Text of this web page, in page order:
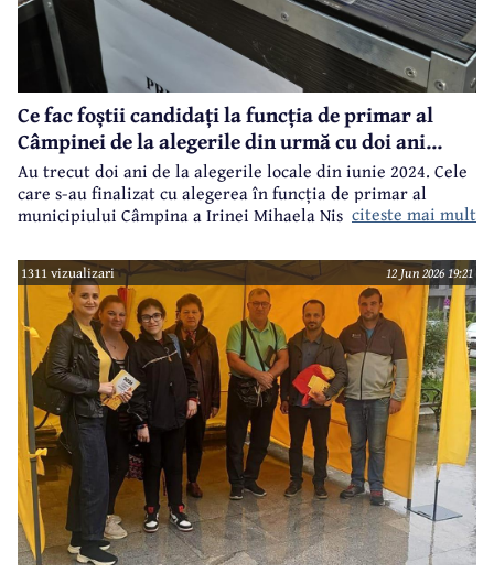
Ce fac foștii candidați la funcția de primar al
Câmpinei de la alegerile din urmă cu doi ani...
Au trecut doi ani de la alegerile locale din iunie 2024. Cele
care s-au finalizat cu alegerea în funcția de primar al
municipiului Câmpina a Irinei Mihaela Nistor, care l-a
Moldoveanu.
citeste mai mult
1311 vizualizari 12 Jun 2026 19:21